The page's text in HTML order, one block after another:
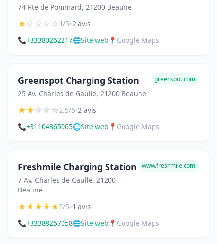
74 Rte de Pommard, 21200 Beaune
★☆☆☆☆1/5•2 avis
📞+33380262217🌐Site web 📍 Google Maps
Greenspot Charging Station
25 Av. Charles de Gaulle, 21200 Beaune
greenspot.com
★★☆☆☆2.5/5•2 avis
📞+31104365065🌐Site web 📍 Google Maps
Freshmile Charging Station
7 Av. Charles de Gaulle, 21200
Beaune
www.freshmile.com
★★★★★5/5•1 avis
📞+33388257058🌐Site web 📍 Google Maps